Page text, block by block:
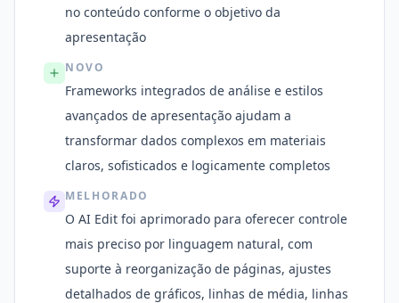
no conteúdo conforme o objetivo da
apresentação
NOVO
Frameworks integrados de análise e estilos
avançados de apresentação ajudam a
transformar dados complexos em materiais
claros, sofisticados e logicamente completos
MELHORADO
O AI Edit foi aprimorado para oferecer controle
mais preciso por linguagem natural, com
suporte à reorganização de páginas, ajustes
detalhados de gráficos, linhas de média, linhas